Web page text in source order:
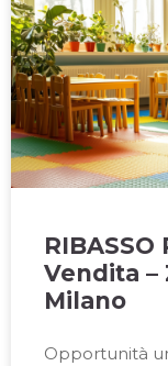
RIBASSO
Vendita –
Milano
Opportunità